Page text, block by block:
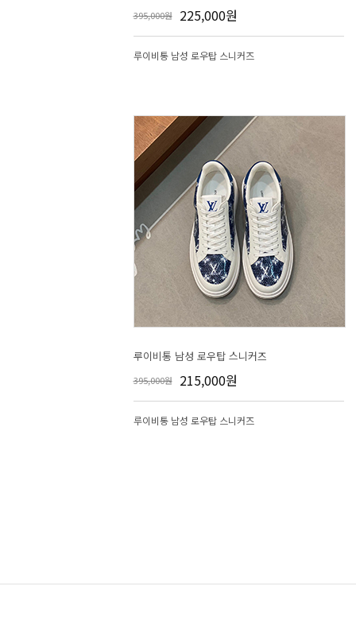
395,000원 225,000원
루이비통 남성 로우탑 스니커즈
루이비통 남성 로우탑 스니커즈
395,000원 215,000원
루이비통 남성 로우탑 스니커즈